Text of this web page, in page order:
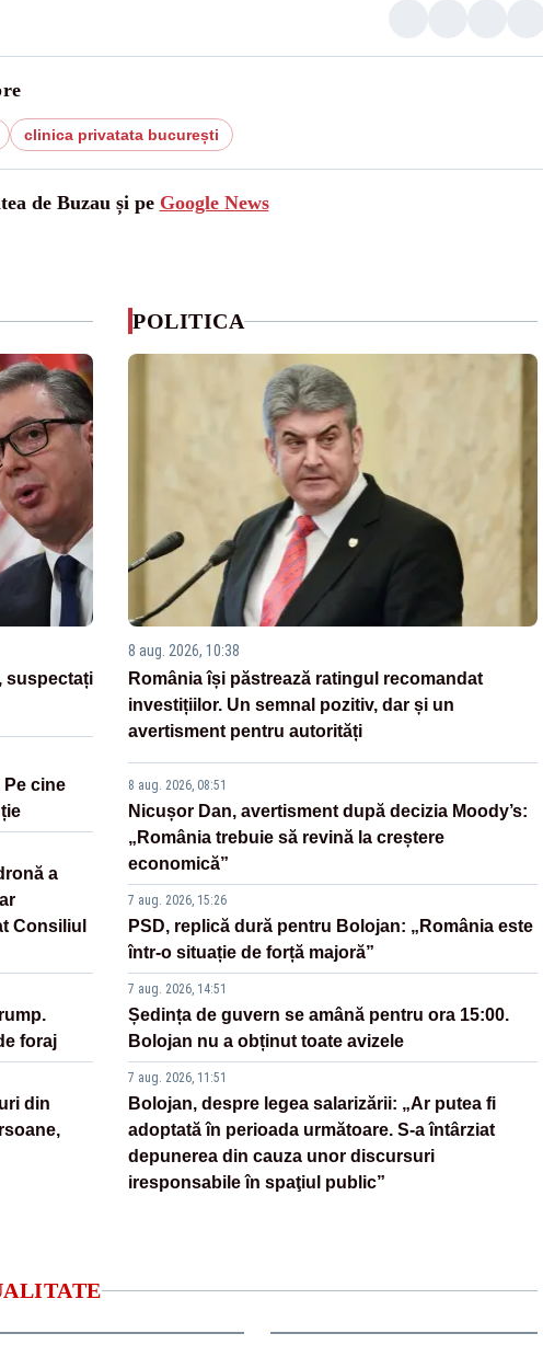
clinica privatata bucurești
de Buzau și pe Google News
suspectați
Pe cine
a
Consiliul
foraj
din
POLITICA
8 aug. 2026, 10:38
România își păstrează ratingul recomandat
investițiilor. Un semnal pozitiv, dar și un
avertisment pentru autorități
8 aug. 2026, 08:51
Nicușor Dan, avertisment după decizia Moody’s:
„România trebuie să revină la creștere
economică”
7 aug. 2026, 15:26
PSD, replică dură pentru Bolojan: „România este
într-o situație de forță majoră”
7 aug. 2026, 14:51
Ședința de guvern se amână pentru ora 15:00.
Bolojan nu a obținut toate avizele
7 aug. 2026, 11:51
Bolojan, despre legea salarizării: „Ar putea fi
adoptată în perioada următoare. S-a întârziat
depunerea din cauza unor discursuri
iresponsabile în spaţiul public”